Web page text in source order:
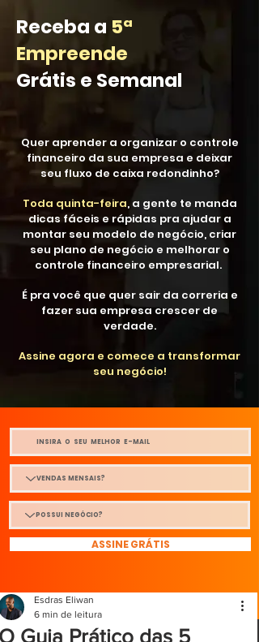
Receba a 5ª
Empreende
Grátis e Semanal
Quer aprender a organizar o controle
financeiro da sua empresa e deixar
seu fluxo de caixa redondinho?
Toda quinta-feira, a gente te manda
dicas fáceis e rápidas pra ajudar a
montar seu modelo de negócio, criar
seu plano de negócio e melhorar o
controle financeiro empresarial.
É pra você que quer sair da correria e
fazer sua empresa crescer de
verdade.
Assine agora e comece a transformar
seu negócio!
ASSINE GRÁTIS
Guia Prático das 5
Esdras Eliwan
6 min de leitura